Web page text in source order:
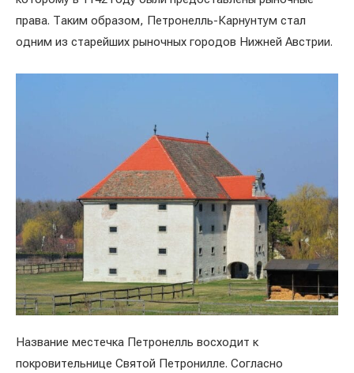
права. Таким образом, Петронелль-Карнунтум стал
одним из старейших рыночных городов Нижней Австрии.
Название местечка Петронелль восходит к
покровительнице Святой Петронилле. Согласно